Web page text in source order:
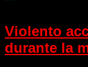
Violento
durante la